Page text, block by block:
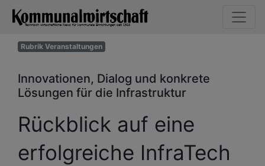
Rubrik Veranstaltungen
Innovationen, Dialog und konkrete
Lösungen für die Infrastruktur
Rückblick auf eine
erfolgreiche InfraTech